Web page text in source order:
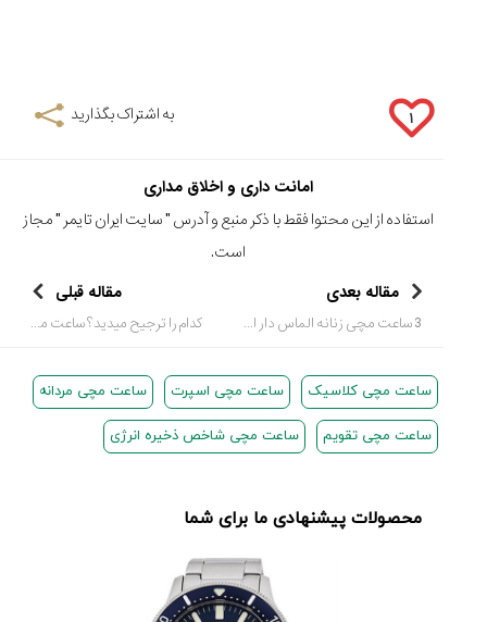
۱ به اشتراک بگذارید
امانت داری و اخلاق مداری
استفاده از این محتوا فقط با ذکر منبع و آدرس "سایت ایران تایمر " مجاز
است.
مقاله بعدی
3 ساعت مچی زنانه الماس دار از Patek Philippe
مقاله قبلی
کدام را ترجیح میدید؟ ساعت مچی سبک یا سنگین وزن؟
ساعت مچی کلاسیک ساعت مچی اسپرت ساعت مچی مردانه
ساعت مچی تقویم ساعت مچی شاخص ذخیره انرژی
محصولات پیشنهادی ما برای شما